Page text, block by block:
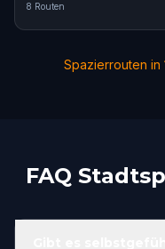
8 Routen
Spazierrouten in
FAQ